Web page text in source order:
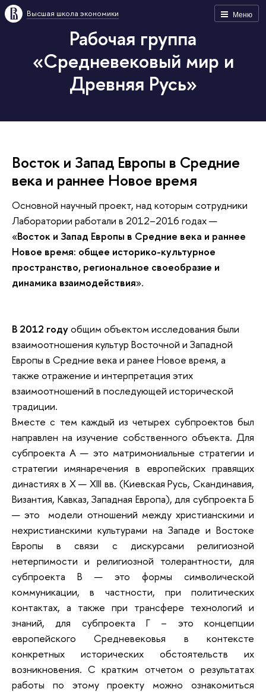
Меню
Высшая школа экономики
Рабочая группа
«Средневековый мир и
Древняя Русь»
Восток и Запад Европы в Средние
века и раннее Новое время
Основной научный проект, над которым сотрудники
Лаборатории работали в 2012–2016 годах —
«Восток и Запад Европы в Средние века и раннее
Новое время: общее историко-культурное
пространство, региональное своеобразие и
динамика взаимодействия».
В 2012 годуобщим объектом исследования были
взаимоотношения культур Восточной и Западной
Европы в Средние века и ранее Новое время, а
также отражение и интерпретация этих
взаимоотношений в последующей исторической
традиции.
Вместе с тем каждый из четырех субпроектов был
направлен на изучение собственного объекта. Для
субпроекта А — это матримониальные стратегии и
стратегии имянаречения в европейских правящих
династиях в X — XIII вв. (Киевская Русь, Скандинавия,
Византия, Кавказ, Западная Европа), для субпроекта Б
— это модели отношений между христианскими и
нехристианскими культурами на Западе и Востоке
Европы в связи с дискурсами религиозной
нетерпимости и религиозной толерантности, для
субпроекта В — это формы символической
коммуникации, в частности, при политических
контактах, а также при трансфере технологий и
знаний, для субпроекта Г – это концепции
европейского Средневековья в контексте
конкретных исторических обстоятельств их
возникновения. С кратким отчетом о результатах
работы по этому проекту можно ознакомиться